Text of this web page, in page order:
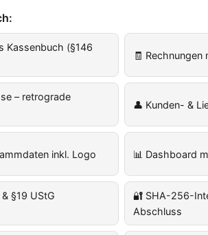
Kassenbuch (§146
🧾
– retrograde
👤 Kunden- &
inkl. Logo 📊 Dashboard
§19 UStG
🔐 SHA-256-
Abschluss